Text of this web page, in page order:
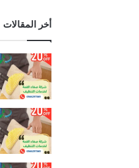
أخر المقالات